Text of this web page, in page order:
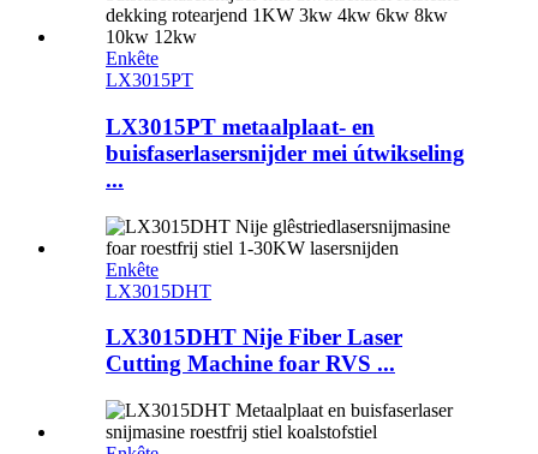
Enkête
LX3015PT
LX3015PT metaalplaat- en
buisfaserlasersnijder mei útwikseling
...
Enkête
LX3015DHT
LX3015DHT Nije Fiber Laser
Cutting Machine foar RVS ...